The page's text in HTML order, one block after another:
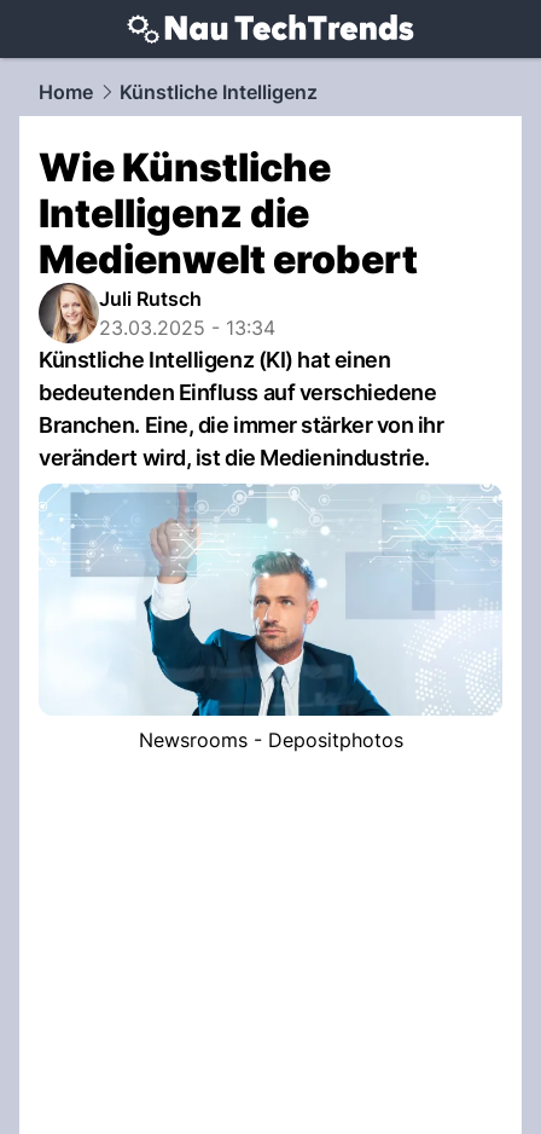
techtrends.NAU.ch
Home Künstliche Intelligenz
Wie Künstliche
Intelligenz die
Medienwelt erobert
Juli Rutsch
23.03.2025 - 13:34
Künstliche Intelligenz (KI) hat einen
bedeutenden Einfluss auf verschiedene
Branchen. Eine, die immer stärker von ihr
verändert wird, ist die Medienindustrie.
Newsrooms - Depositphotos